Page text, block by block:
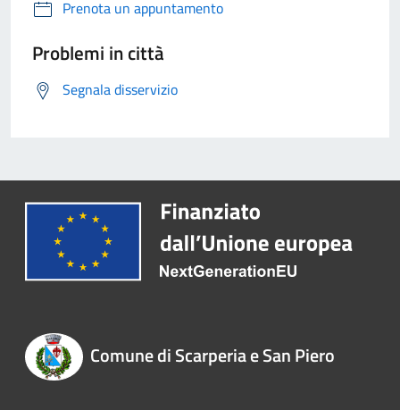
Prenota un appuntamento
Problemi in città
Segnala disservizio
Comune di Scarperia e San Piero